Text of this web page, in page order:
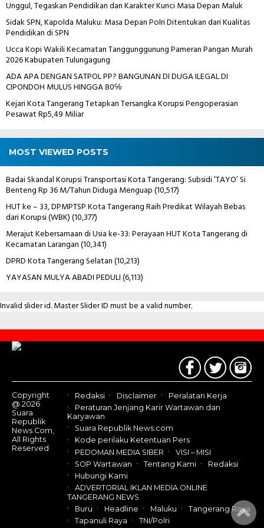
Unggul, Tegaskan Pendidikan dan Karakter Kunci Masa Depan Maluk
Sidak SPN, Kapolda Maluku: Masa Depan Polri Ditentukan dari Kualitas
Pendidikan di SPN
Ucca Kopi Wakili Kecamatan Tanggunggunung Pameran Pangan Murah
2026 Kabupaten Tulungagung
ADA APA DENGAN SATPOL PP? BANGUNAN DI DUGA ILEGAL DI
CIPONDOH MULUS HINGGA 80℅
Kejari Kota Tangerang Tetapkan Tersangka Korupsi Pengoperasian
Pesawat Rp5,49 Miliar
MOST VIEWED POSTS
Badai Skandal Korupsi Transportasi Kota Tangerang: Subsidi ‘TAYO’ Si
Benteng Rp 36 M/Tahun Diduga Menguap(10,517)
HUT ke – 33, DPMPTSP Kota Tangerang Raih Predikat Wilayah Bebas
dari Korupsi (WBK)(10,377)
Merajut Kebersamaan di Usia ke-33: Perayaan HUT Kota Tangerang di
Kecamatan Larangan(10,341)
DPRD Kota Tangerang Selatan(10,213)
YAYASAN MULYA ABADI PEDULI(6,113)
Invalid slider id. Master Slider ID must be a valid number.
Contact
Us
Copyright
@ 2026
Suara
Republik
News.Com,
All Rights
Reserved
Redaksi Disclaimer
Peralatan Kerja
Peraturan Jenjang Karir Wartawan dan
Karyawan
Suara Republik News.com
Kode perilaku Ketentuan Pers
PEDOMAN MEDIA SIBER
VISI – MISI
SOP Wartawan
Tentang Kami
Redaksi
Hubungi Kami
ADVERTORIAL IKLAN MEDIA ONLINE
TANGERANG NEWS
Buru
Headline Maluku
Tangerang Raya
Tapanuli Raya
TNI/Polri